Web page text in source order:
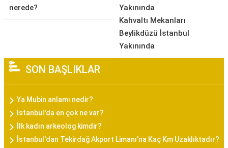
nerede?
Yakınında
Kahvaltı Mekanları
Beylikdüzü İstanbul
Yakınında
SON BAŞLIKLAR
Ya Mubin anlamı nedir?
İstanbul'da en çok ne var?
İlk kadın arkeolog kimdir?
İstanbul'dan Tekirdağ Akport Limanı'na Kaç Km Uzaklıktadır?